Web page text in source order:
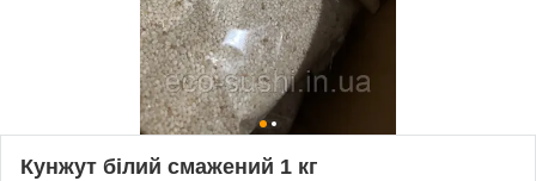
Кунжут білий смажений 1 кг